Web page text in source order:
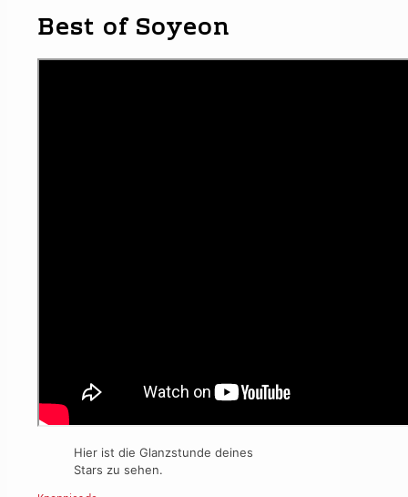
Best of Soyeon
Hier ist die Glanzstunde deines
Stars zu sehen.